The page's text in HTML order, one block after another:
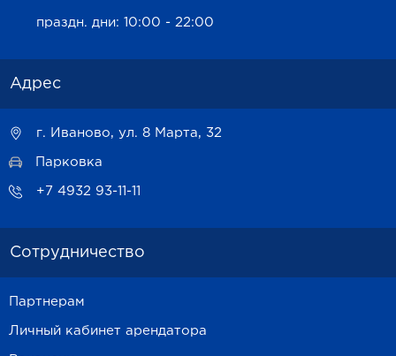
праздн. дни: 10:00 - 22:00
Адрес
г. Иваново, ул. 8 Марта, 32
Парковка
+7 4932 93-11-11
Сотрудничество
Партнерам
Личный кабинет арендатора